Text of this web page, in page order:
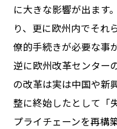
に大きな影響が出ます
り、更に欧州内でそれ
僚的手続きが必要な事
逆に欧州改革センター
の改革は実は中国や新
整に終始したとして「
プライチェーンを再構